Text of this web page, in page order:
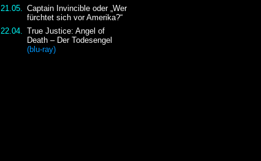
21.05.
Captain Invincible oder „Wer
fürchtet sich vor Amerika?“
22.04.
True Justice: Angel of
Death – Der Todesengel
(blu-ray)